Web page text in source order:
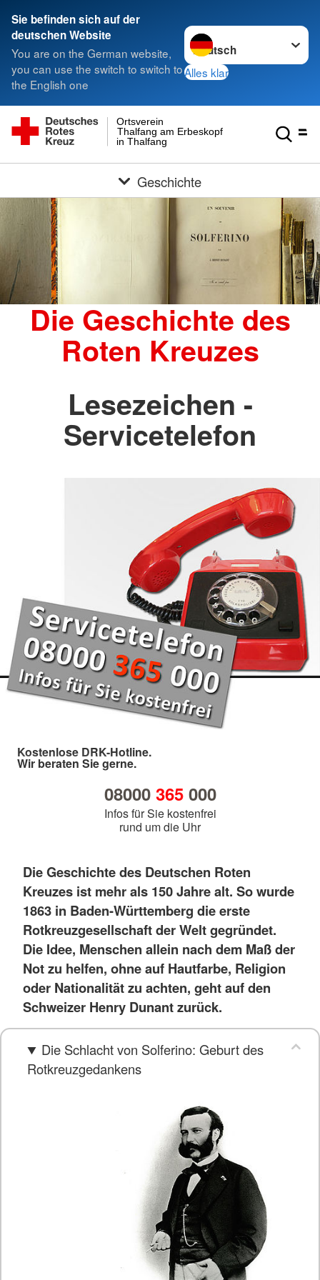
Sie befinden sich auf der
deutschen Website
You are on the German website,
you can use the switch to switch to
the English one
Sprache wechseln zu
Alles klar
in Thalfang
Thalfang am Erbeskopf e.V.
Ortsverein
Geschichte
Die Geschichte des
Roten Kreuzes
Lesezeichen -
Servicetelefon
Kostenlose DRK-Hotline.
Wir beraten Sie gerne.
08000 365000
Infos für Sie kostenfrei
rund um die Uhr
Die Geschichte des Deutschen Roten
Kreuzes ist mehr als 150 Jahre alt. So wurde
1863 in Baden-Württemberg die erste
Rotkreuzgesellschaft der Welt gegründet.
Die Idee, Menschen allein nach dem Maß der
Not zu helfen, ohne auf Hautfarbe, Religion
oder Nationalität zu achten, geht auf den
Schweizer Henry Dunant zurück.
Die Schlacht von Solferino: Geburt des
Rotkreuzgedankens